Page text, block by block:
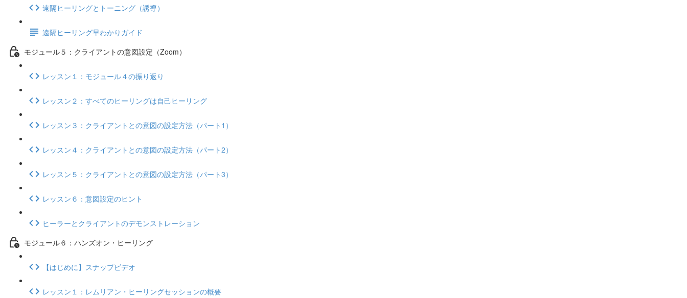
遠隔ヒーリングとトーニング（誘導）
遠隔ヒーリング早わかりガイド
モジュール５：クライアントの意図設定（Zoom）
レッスン１：モジュール４の振り返り
レッスン２：すべてのヒーリングは自己ヒーリング
レッスン３：クライアントとの意図の設定方法（パート1）
レッスン４：クライアントとの意図の設定方法（パート2）
レッスン５：クライアントとの意図の設定方法（パート3）
レッスン６：意図設定のヒント
ヒーラーとクライアントのデモンストレーション
モジュール６：ハンズオン・ヒーリング
【はじめに】スナップビデオ
レッスン１：レムリアン・ヒーリングセッションの概要